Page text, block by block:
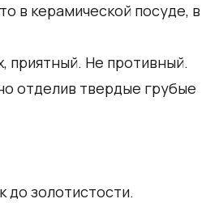
в керамической посуде, в
приятный. Не противный.
отделив твердые грубые
до золотистости.